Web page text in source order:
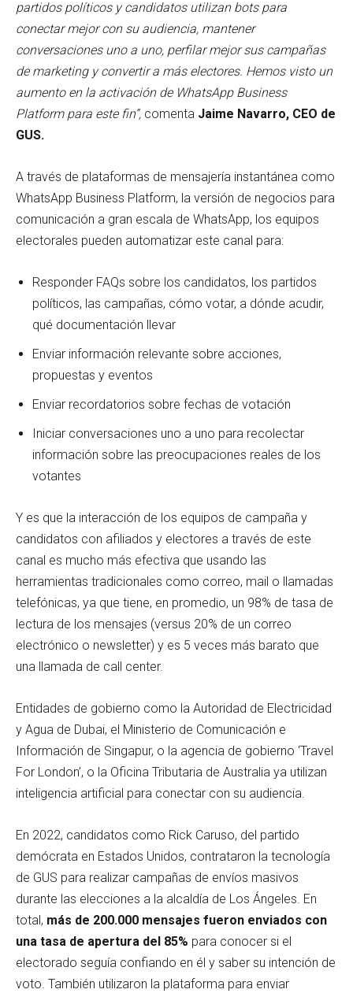
partidos políticos y candidatos utilizan bots para
conectar mejor con su audiencia, mantener
conversaciones uno a uno, perfilar mejor sus campañas
de marketing y convertir a más electores. Hemos visto un
aumento en la activación de WhatsApp Business
Platform para este fin”, comenta Jaime Navarro, CEO de
GUS.
A través de plataformas de mensajería instantánea como
WhatsApp Business Platform, la versión de negocios para
comunicación a gran escala de WhatsApp, los equipos
electorales pueden automatizar este canal para:
Responder FAQs sobre los candidatos, los partidos
políticos, las campañas, cómo votar, a dónde acudir,
qué documentación llevar
Enviar información relevante sobre acciones,
propuestas y eventos
Enviar recordatorios sobre fechas de votación
Iniciar conversaciones uno a uno para recolectar
información sobre las preocupaciones reales de los
votantes
Y es que la interacción de los equipos de campaña y
candidatos con afiliados y electores a través de este
canal es mucho más efectiva que usando las
herramientas tradicionales como correo, mail o llamadas
telefónicas, ya que tiene, en promedio, un 98% de tasa de
lectura de los mensajes (versus 20% de un correo
electrónico o newsletter) y es 5 veces más barato que
una llamada de call center.
Entidades de gobierno como la Autoridad de Electricidad
y Agua de Dubai, el Ministerio de Comunicación e
Información de Singapur, o la agencia de gobierno ‘Travel
For London’, o la Oficina Tributaria de Australia ya utilizan
inteligencia artificial para conectar con su audiencia.
En 2022, candidatos como Rick Caruso, del partido
demócrata en Estados Unidos, contrataron la tecnología
de GUS para realizar campañas de envíos masivos
durante las elecciones a la alcaldía de Los Ángeles. En
total, más de 200.000 mensajes fueron enviados con
una tasa de apertura del 85% para conocer si el
electorado seguía confiando en él y saber su intención de
voto. También utilizaron la plataforma para enviar